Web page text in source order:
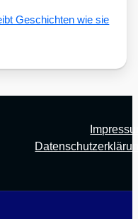
Geschich­ten wie sie